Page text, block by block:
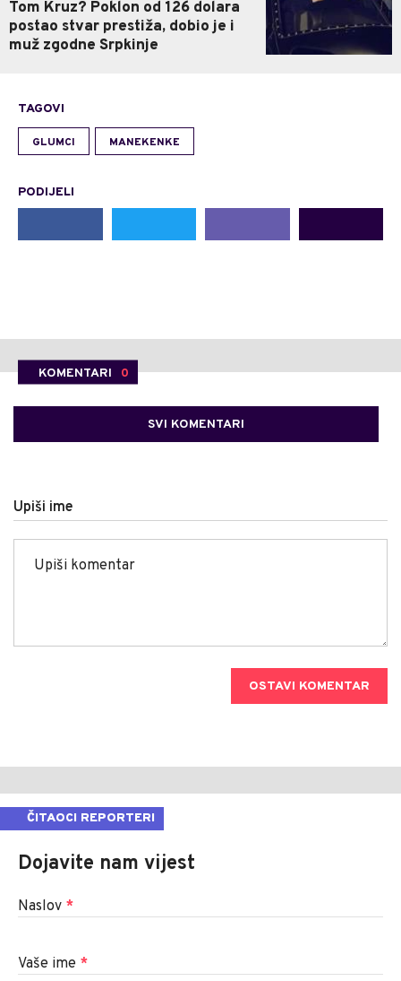
Tom Kruz? Poklon od 126 dolara
postao stvar prestiža, dobio je i
muž zgodne Srpkinje
TAGOVI
GLUMCI MANEKENKE
PODIJELI
KOMENTARI 0
SVI KOMENTARI
Upiši ime
OSTAVI KOMENTAR
ČITAOCI REPORTERI
Dojavite nam vijest
Naslov *
Vaše ime *